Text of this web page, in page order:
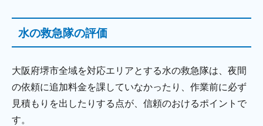
水の救急隊の評価
大阪府堺市全域を対応エリアとする水の救急隊は、夜間
の依頼に追加料金を課していなかったり、作業前に必ず
見積もりを出したりする点が、信頼のおけるポイントで
す。